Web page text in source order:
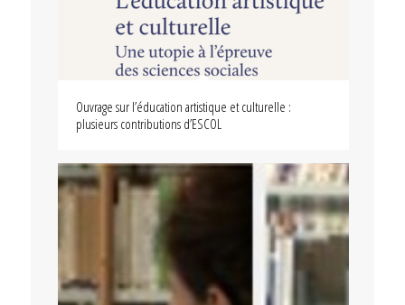
Ouvrage sur l’éducation artistique et culturelle :
plusieurs contributions d’ESCOL